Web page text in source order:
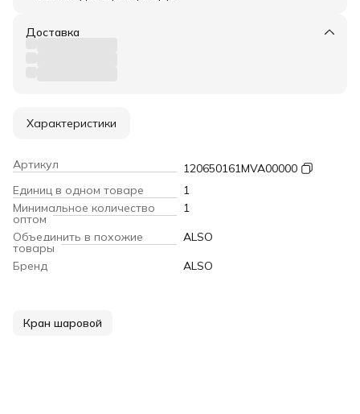
Доставка
Характеристики
Артикул
120650161MVA00000
Единиц в одном товаре
1
Минимальное количество
оптом
1
Объединить в похожие
товары
ALSO
Бренд
ALSO
Кран шаровой